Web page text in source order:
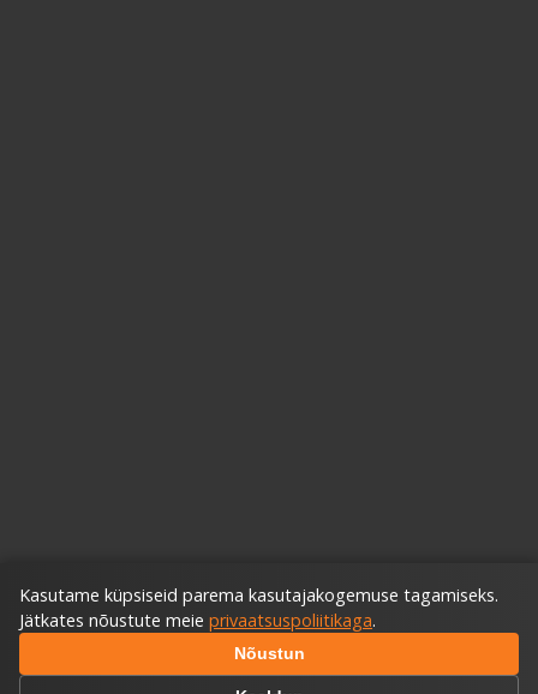
Kasutame küpsiseid parema kasutajakogemuse tagamiseks.
Jätkates nõustute meie privaatsuspoliitikaga.
Nõustun